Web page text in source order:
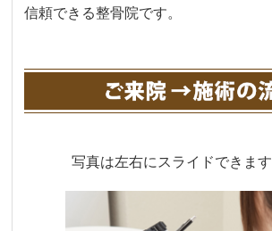
信頼できる整骨院です。
写真は左右にスライドできます